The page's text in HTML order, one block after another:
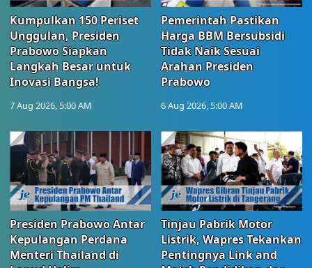
Kumpulkan 150 Periset
Unggulan, Presiden
Prabowo Siapkan
Langkah Besar untuk
Inovasi Bangsa!
7 Aug 2026, 5:00 AM
Pemerintah Pastikan
Harga BBM Bersubsidi
Tidak Naik Sesuai
Arahan Presiden
Prabowo
6 Aug 2026, 5:00 AM
Presiden Prabowo Antar
Kepulangan Perdana
Menteri Thailand di
Tinjau Pabrik Motor
Listrik, Wapres Tekankan
Pentingnya Link and